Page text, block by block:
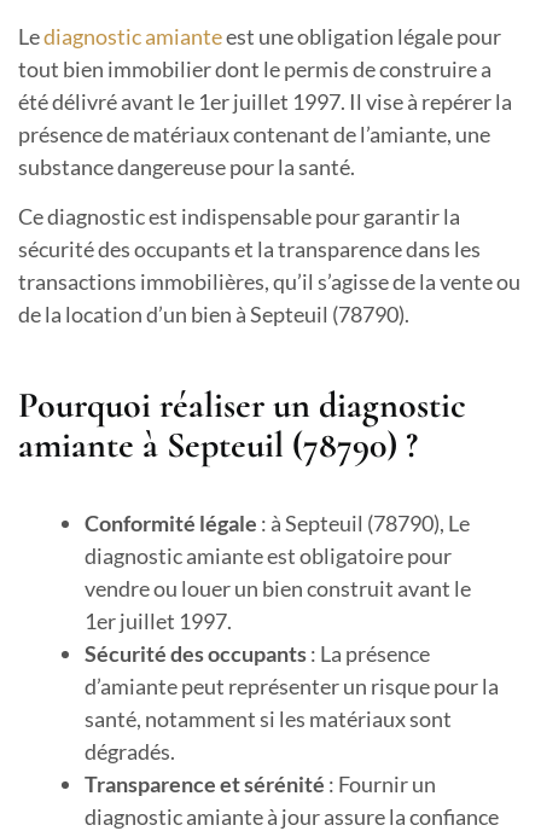
Lediagnostic amianteest une obligation légale pour
tout bien immobilier dont le permis de construire a
été délivré avant le 1er juillet 1997. Il vise à repérer la
présence de matériaux contenant de l’amiante, une
substance dangereuse pour la santé.
Ce diagnostic est indispensable pour garantir la
sécurité des occupants et la transparence dans les
transactions immobilières, qu’il s’agisse de la vente ou
de la location d’un bien à Septeuil (78790).
Pourquoi réaliser un diagnostic
amiante à Septeuil (78790) ?
Conformité légale : à Septeuil (78790), Le
diagnostic amiante est obligatoire pour
vendre ou louer un bien construit avant le
1er juillet 1997.
Sécurité des occupants: La présence
d’amiante peut représenter un risque pour la
santé, notamment si les matériaux sont
dégradés.
Transparence et sérénité : Fournir un
diagnostic amiante à jour assure la confiance